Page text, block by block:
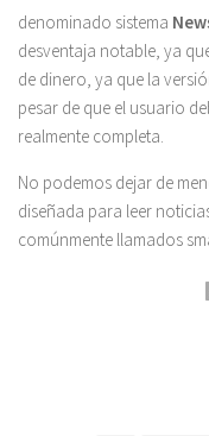
denominado sistema
desventaja notable, ya
de dinero, ya que la
pesar de que el usuario
realmente completa.
No podemos dejar de
diseñada para leer
comúnmente llamados